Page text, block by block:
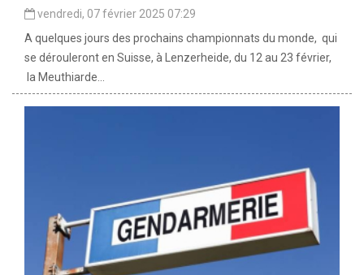
vendredi, 07 février 2025 07:29
A quelques jours des prochains championnats du monde, qui
se dérouleront en Suisse, à Lenzerheide, du 12 au 23 février,
la Meuthiarde...